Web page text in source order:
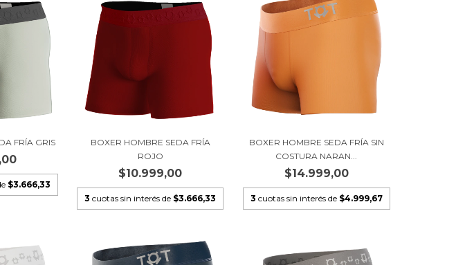
FRÍA GRIS
$3.666,33
BOXER HOMBRE SEDA FRÍA
ROJO
$10.999,00
3 cuotas sin interés de $3.666,33
BOXER HOMBRE SEDA FRÍA SIN
COSTURA NARAN...
$14.999,00
3 cuotas sin interés de $4.999,67